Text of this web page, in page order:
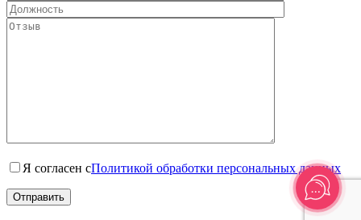
Я согласен сПолитикой обработки персональных данных